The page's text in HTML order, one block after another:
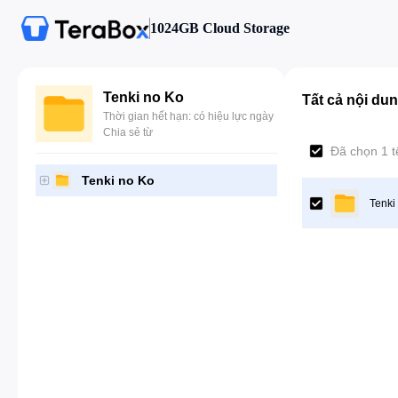
1024GB Cloud Storage
Tenki no Ko
Thời gian hết hạn: có hiệu lực ngày
Chia sẻ từ
Tenki no Ko
Tất cả nội
Đã chọn 1
Tenki